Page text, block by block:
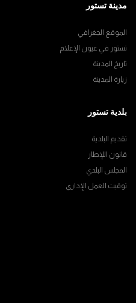
مدينة تستور
الموقع الجغرافي
تستور في عيون الإعلام
تاريخ المدينة
زيارة المدينة
بلدية تستور
تقديم البلدية
قانون اللإطار
المجلس البلدي
توقيت العمل الإداري